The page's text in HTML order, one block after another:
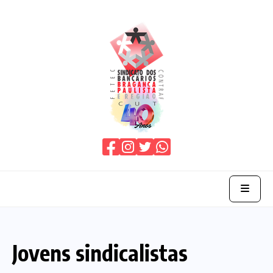
O Sindicato
Jovens sindicalistas